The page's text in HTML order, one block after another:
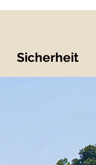
Sicherheit